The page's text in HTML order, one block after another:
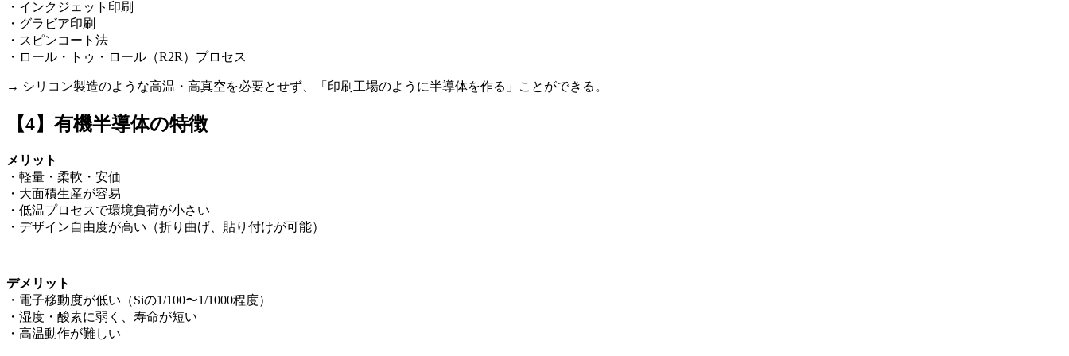
・インクジェット印刷
・グラビア印刷
・スピンコート法
・ロール・トゥ・ロール（R2R）プロセス
→ シリコン製造のような高温・高真空を必要とせず、「印刷工場のように半導体を作る」ことができる。
【4】有機半導体の特徴
メリット
・軽量・柔軟・安価
・大面積生産が容易
・低温プロセスで環境負荷が小さい
・デザイン自由度が高い（折り曲げ、貼り付けが可能）
デメリット
・電子移動度が低い（Siの1/100〜1/1000程度）
・湿度・酸素に弱く、寿命が短い
・高温動作が難しい